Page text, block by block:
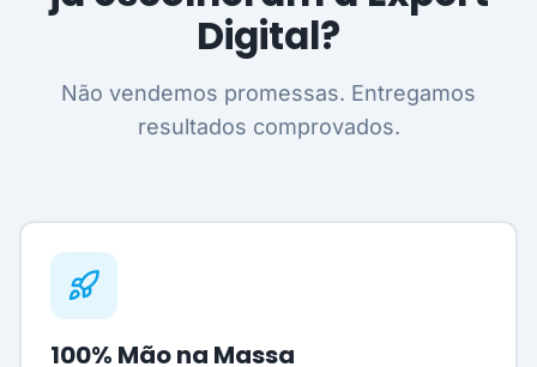
Digital?
Não vendemos promessas. Entregamos
resultados comprovados.
100% Mão na Massa